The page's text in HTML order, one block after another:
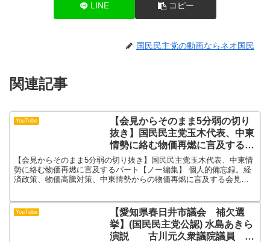
LINE コピー
国民民主党の動画ならネオ国民
関連記事
YouTube
【会見からそのまま5分弱の切り
抜き】国民民主党玉木代表、中東
情勢に絡む物価再燃に言及するパ
ート【ノー編集】
【会見からそのまま5分弱の切り抜き】国民民主党玉木代表、中東情
勢に絡む物価再燃に言及するパート【ノー編集】 個人的備忘録。経
済政策、物価高騰対策、中東情勢からの物価再燃に言及する会見の
YouTube
【愛知県春日井市議会 補欠選
挙】(国民民主党公認) 水島あきら
演説 古川元久衆議院議員 応